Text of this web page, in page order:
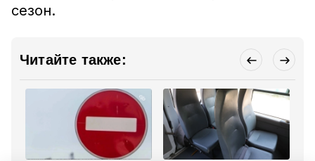
сезон.
Читайте также: